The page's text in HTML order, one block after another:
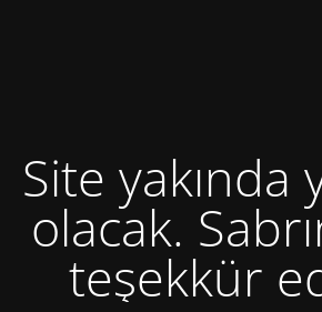
Site yakında
olacak.
teşekkür